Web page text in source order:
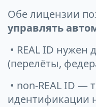
Обе лицензии
управлять
• REAL ID
(перелёты,
• non-REAL ID —
идентификации